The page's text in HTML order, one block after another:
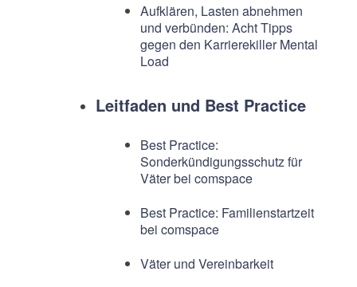
Aufklären, Lasten abnehmen
und verbünden: Acht Tipps
gegen den Karrierekiller Mental
Load
Leitfaden und Best Practice
Best Practice:
Sonderkündigungsschutz für
Väter bei comspace
Best Practice: Familienstartzeit
bei comspace
Väter und Vereinbarkeit